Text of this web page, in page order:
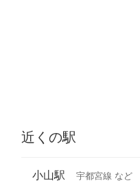
近くの駅
小山駅 宇都宮線 など